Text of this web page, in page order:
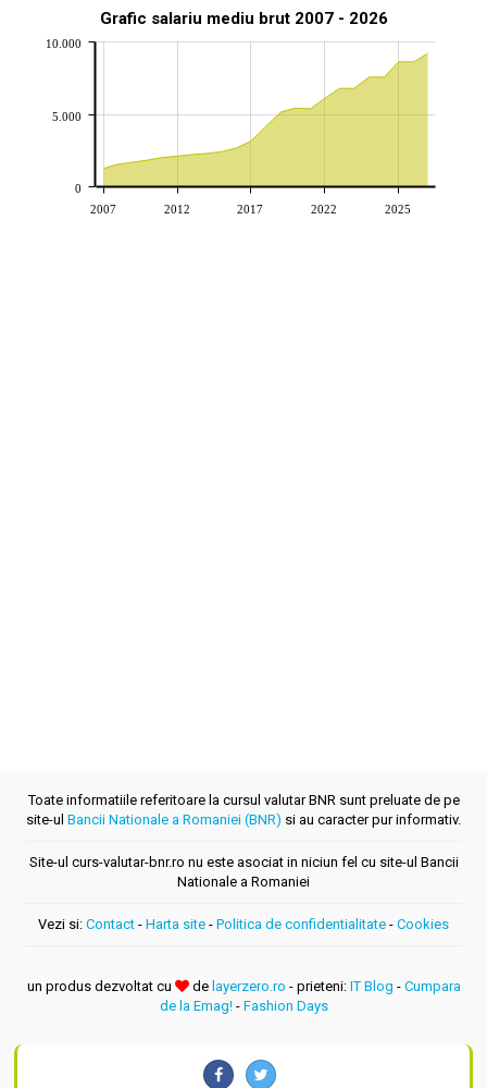
Grafic salariu mediu brut 2007 - 2026
2007 2012 2017 2022 2025
0
5.000
10.000
Toate informatiile referitoare la cursul valutar BNR sunt preluate de pe
site-ul Bancii Nationale a Romaniei (BNR) si au caracter pur informativ.
Site-ul curs-valutar-bnr.ro nu este asociat in niciun fel cu site-ul Bancii
Nationale a Romaniei
Vezi si: Contact - Harta site - Politica de confidentialitate - Cookies
un produs dezvoltat cu de layerzero.ro - prieteni: IT Blog - Cumpara
de la Emag!- Fashion Days